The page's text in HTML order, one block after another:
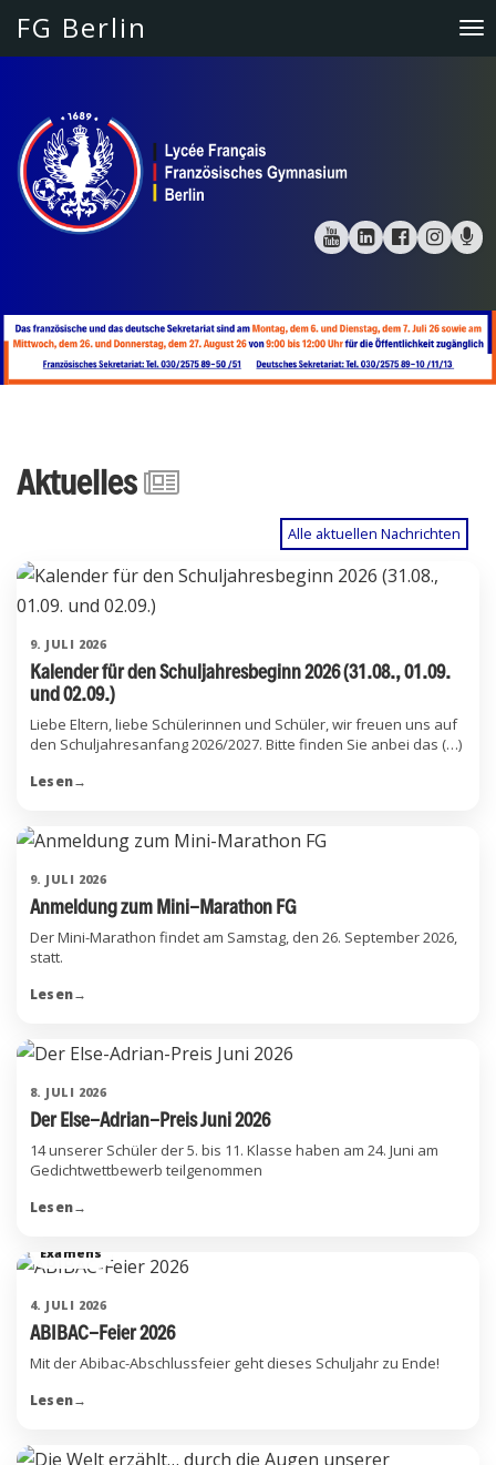
FG Berlin
Aktuelles
Alle aktuellen Nachrichten
9. JULI 2026
Kalender für den Schuljahresbeginn 2026 (31.08., 01.09.
und 02.09.)
Liebe Eltern, liebe Schülerinnen und Schüler, wir freuen uns auf
den Schuljahresanfang 2026/2027. Bitte finden Sie anbei das (…)
Lesen→
9. JULI 2026
Anmeldung zum Mini-Marathon FG
Der Mini-Marathon findet am Samstag, den 26. September 2026,
statt.
Lesen→
8. JULI 2026
Der Else-Adrian-Preis Juni 2026
14 unserer Schüler der 5. bis 11. Klasse haben am 24. Juni am
Gedichtwettbewerb teilgenommen
Lesen→
Examens
4. JULI 2026
ABIBAC-Feier 2026
Mit der Abibac-Abschlussfeier geht dieses Schuljahr zu Ende!
Lesen→